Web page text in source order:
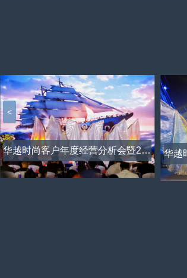
华越时尚客户年度经营分析会暨2026年度战略规划会议
<